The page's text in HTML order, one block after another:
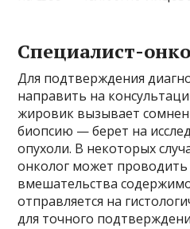
Специалист-
Для подтверждения
направить на
жировик вызывает
биопсию — берет на
опухоли. В некоторых
онколог может
вмешательства
отправляется на
для точного